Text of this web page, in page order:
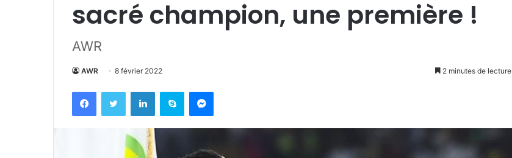
sacré champion, une première !
AWR
AWR 8 février 2022 2 minutes de lecture